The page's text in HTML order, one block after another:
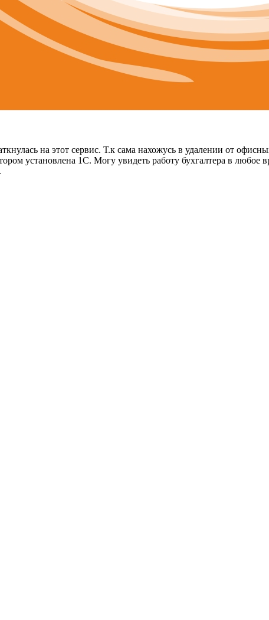
на этот сервис. Т.к сама нахожусь в удалении от
установлена 1С. Могу увидеть работу бухгалтера в любое